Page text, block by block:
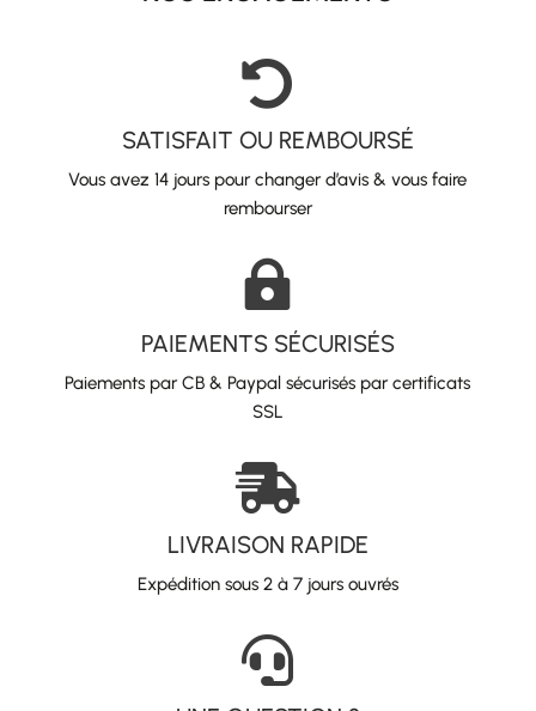

SATISFAIT OU REMBOURSÉ
Vous avez 14 jours pour changer d’avis & vous faire
rembourser

PAIEMENTS SÉCURISÉS
Paiements par CB & Paypal sécurisés par certificats
SSL

LIVRAISON RAPIDE
Expédition sous 2 à 7 jours ouvrés
